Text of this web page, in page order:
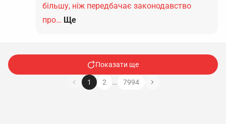
більшу, ніж передбачає законодавство
про… Ще
Показати ще
1 2 … 7994